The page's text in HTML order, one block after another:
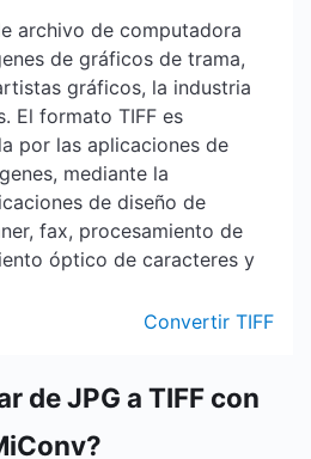
archivo de computadora
de gráficos de trama,
gráficos, la industria
El formato TIFF es
por las aplicaciones de
mediante la
de diseño de
fax, procesamiento de
óptico de caracteres y
Convertir TIFF
de JPG a TIFF con